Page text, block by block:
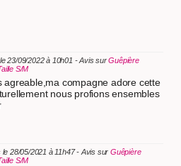
23/09/2022 à 10h01 - Avis surGuêpière
S/M
agreable,ma compagne adore cette
nous profions ensembles
le 28/05/2021 à 11h47 - Avis sur Guêpière
S/M